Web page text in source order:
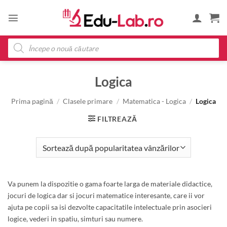
Products
search
Logica
Prima pagină / Clasele primare / Matematica - Logica / Logica
FILTREAZĂ
Va punem la dispozitie o gama foarte larga de materiale didactice,
jocuri de logica dar si jocuri matematice interesante, care ii vor
ajuta pe copii sa isi dezvolte capacitatile intelectuale prin asocieri
logice, vederi in spatiu, simturi sau numere.